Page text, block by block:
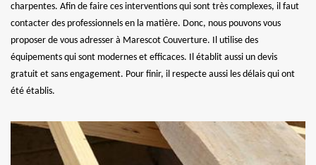
charpentes. Afin de faire ces interventions qui sont très complexes, il faut
contacter des professionnels en la matière. Donc, nous pouvons vous
proposer de vous adresser à Marescot Couverture. Il utilise des
équipements qui sont modernes et efficaces. Il établit aussi un devis
gratuit et sans engagement. Pour finir, il respecte aussi les délais qui ont
été établis.